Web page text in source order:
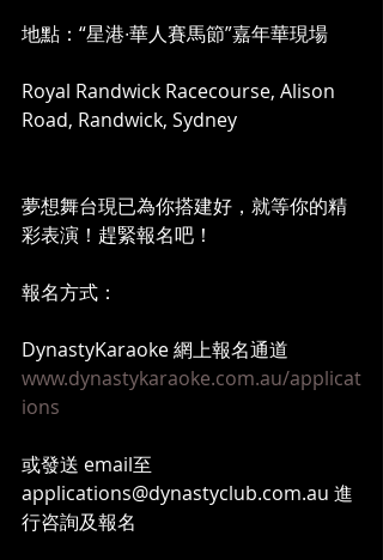
地點：“星港∙華人賽馬節”嘉年華現場
Royal Randwick Racecourse, Alison
Road, Randwick, Sydney
夢想舞台現已為你搭建好，就等你的精
彩表演！趕緊報名吧！
報名方式：
DynastyKaraoke 網上報名通道
www.dynastykaraoke.com.au/applicat
ions
或發送 email至
applications@dynastyclub.com.au 進
行咨詢及報名